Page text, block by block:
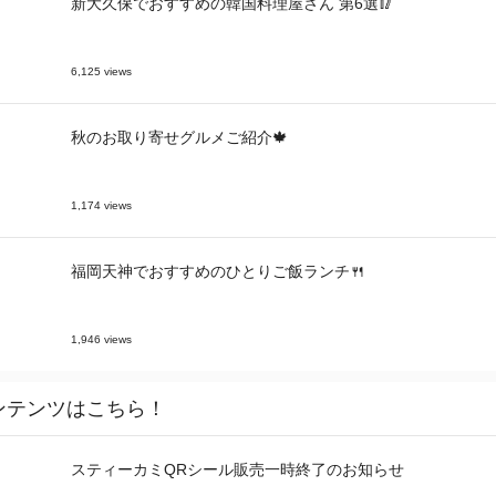
6,125 views
秋のお取り寄せグルメご紹介🍁
1,174 views
福岡天神でおすすめのひとりご飯ランチ🍴
1,946 views
ンツはこちら！
スティーカミQRシール販売一時終了のお知らせ